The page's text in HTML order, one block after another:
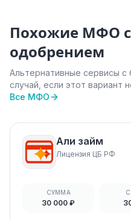
Похожие МФО
одобрением
Альтернативные сервисы
случай, если этот вариант
Все МФО
Али займ
Лицензия ЦБ РФ
СУММА
30 000 ₽